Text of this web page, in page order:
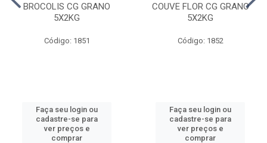
BROCOLIS CG GRANO
5X2KG
Código: 1851
Faça seu login ou
cadastre-se para
ver preços e
comprar
COUVE FLOR CG GRANO
5X2KG
Código: 1852
Faça seu login ou
cadastre-se para
ver preços e
comprar